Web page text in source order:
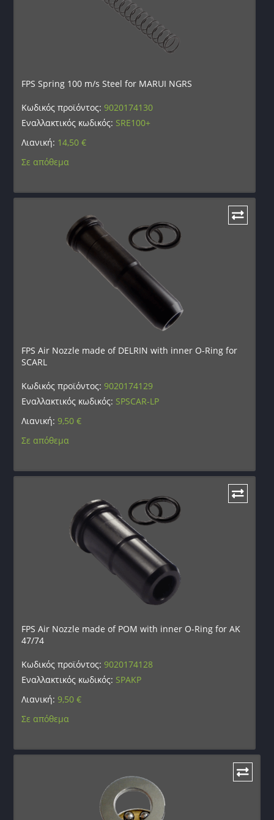
FPS Spring 100 m/s Steel for MARUI NGRS
Κωδικός προϊόντος:9020174130
Εναλλακτικός κωδικός: SRE100+
Λιανική: 14,50€
Σε απόθεμα
FPS Air Nozzle made of DELRIN with inner O-Ring for
SCARL
Κωδικός προϊόντος:9020174129
Εναλλακτικός κωδικός: SPSCAR-LP
Λιανική:9,50€
Σε απόθεμα
FPS Air Nozzle made of POM with inner O-Ring for AK
47/74
Κωδικός προϊόντος:9020174128
Εναλλακτικός κωδικός: SPAKP
Λιανική:9,50€
Σε απόθεμα